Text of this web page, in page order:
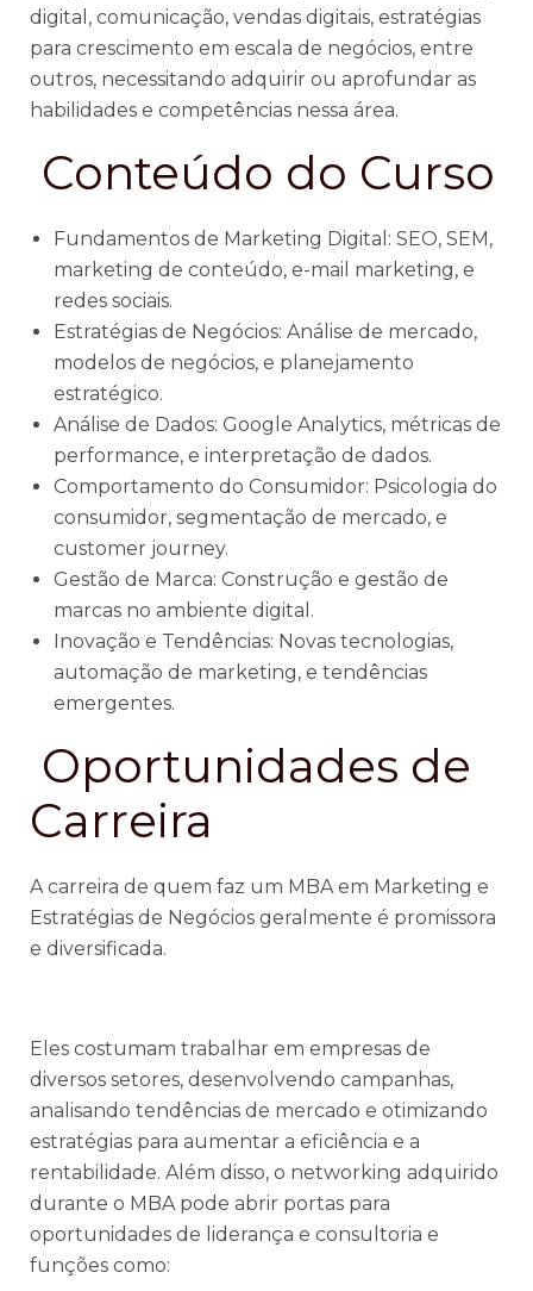
digital, comunicação, vendas digitais, estratégias
para crescimento em escala de negócios, entre
outros, necessitando adquirir ou aprofundar as
habilidades e competências nessa área.
Conteúdo do Curso
Fundamentos de Marketing Digital: SEO, SEM,
marketing de conteúdo, e-mail marketing, e
redes sociais.
Estratégias de Negócios: Análise de mercado,
modelos de negócios, e planejamento
estratégico.
Análise de Dados: Google Analytics, métricas de
performance, e interpretação de dados.
Comportamento do Consumidor: Psicologia do
consumidor, segmentação de mercado, e
customer journey.
Gestão de Marca: Construção e gestão de
marcas no ambiente digital.
Inovação e Tendências: Novas tecnologias,
automação de marketing, e tendências
emergentes.
Oportunidades de
Carreira
A carreira de quem faz um MBA em Marketing e
Estratégias de Negócios geralmente é promissora
e diversificada.
Eles costumam trabalhar em empresas de
diversos setores, desenvolvendo campanhas,
analisando tendências de mercado e otimizando
estratégias para aumentar a eficiência e a
rentabilidade. Além disso, o networking adquirido
durante o MBA pode abrir portas para
oportunidades de liderança e consultoria e
funções como: